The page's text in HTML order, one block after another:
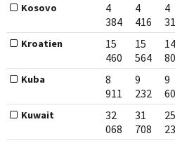
Kosovo
4
384
4
416
4
Kroatien
15
460
15
564
14
Kuba
8
911
9
232
9
Kuwait
32
068
31
708
25